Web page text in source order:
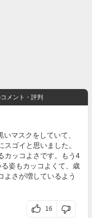
メント・評判
マスクをしていて、
ゴイと思いました。
カッコよさです。もう4
姿もカッコよくて、歳
よさが増しているよう
16